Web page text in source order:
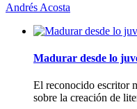
Andrés Acosta
Madurar desde lo
El reconocido escritor
sobre la creación de